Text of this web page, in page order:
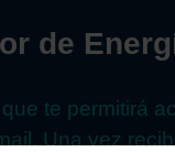
de
te permitirá
Una vez